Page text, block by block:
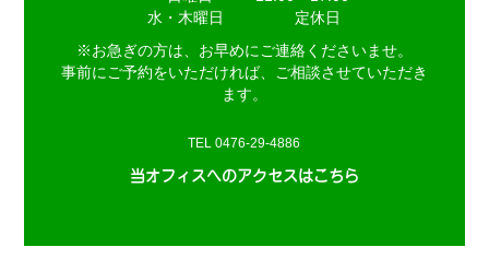
水・木曜日
定休日
※お急ぎの方は、お早めにご連絡くださいませ。
事前にご予約をいただければ、ご相談させていただき
ます。
TEL 0476-29-4886
当オフィスへのアクセスはこちら